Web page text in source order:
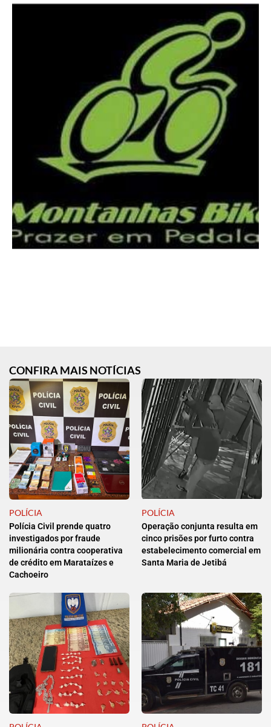
CONFIRA MAIS NOTÍCIAS
POLÍCIA
Polícia Civil prende quatro
investigados por fraude
milionária contra cooperativa
de crédito em Marataízes e
Cachoeiro
POLÍCIA
Operação conjunta resulta em
cinco prisões por furto contra
estabelecimento comercial em
Santa Maria de Jetibá